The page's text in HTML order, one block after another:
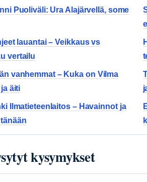
Puoliväli: Ura Alajärvellä, some
lauantai – Veikkaus vs
vertailu
vanhemmat – Kuka on Vilma
äiti
Ilmatieteenlaitos – Havainnot ja
kysymykset